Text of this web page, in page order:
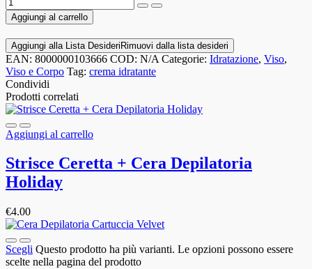
Aggiungi al carrello
Aggiungi alla Lista DesideriRimuovi dalla lista desideri
EAN: 8000000103666 COD: N/A Categorie: Idratazione, Viso,
Viso e Corpo Tag: crema idratante
Condividi
Prodotti correlati
Aggiungi al carrello
Strisce Ceretta + Cera Depilatoria
Holiday
€4.00
Scegli Questo prodotto ha più varianti. Le opzioni possono essere
scelte nella pagina del prodotto